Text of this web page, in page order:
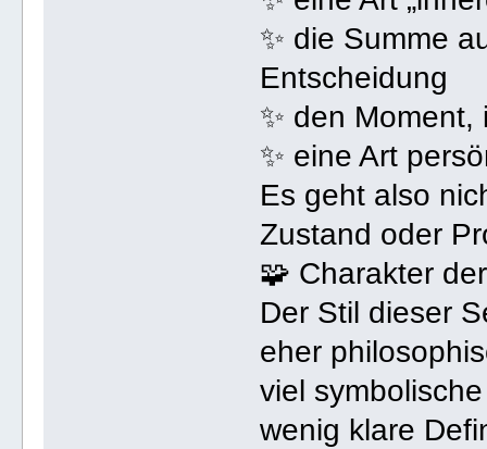
✨ die Summe
Entscheidung
✨ den Moment,
✨ eine Art
Es geht also
Zustand oder
🧩 Charakter
Der Stil dieser
eher
viel
wenig klare